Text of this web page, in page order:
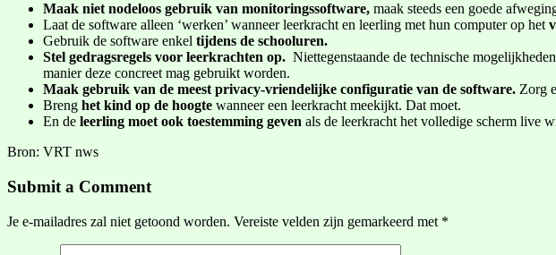
Maak niet nodeloos gebruik van monitoringssoftware, maak steeds een goede
Laat de software alleen ‘werken’ wanneer leerkracht en leerling met hun computer op het
Gebruik de software enkel tijdens de schooluren.
Stel gedragsregels voor leerkrachten op. Niettegenstaande de technische
manier deze concreet mag gebruikt worden.
Maak gebruik van de meest privacy-vriendelijke configuratie van de software. Zorg
Breng het kind op de hoogte wanneer een leerkracht meekijkt. Dat moet.
En de leerling moet ook toestemming geven als de leerkracht het volledige scherm live
Bron: VRT nws
Submit a Comment
Je e-mailadres zal niet getoond worden. Vereiste velden zijn gemarkeerd met *